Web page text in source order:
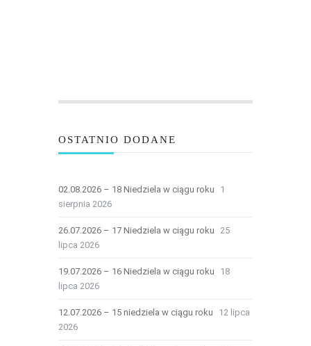
OSTATNIO DODANE
02.08.2026 – 18 Niedziela w ciągu roku
1
sierpnia 2026
26.07.2026 – 17 Niedziela w ciągu roku
25
lipca 2026
19.07.2026 – 16 Niedziela w ciągu roku
18
lipca 2026
12.07.2026 – 15 niedziela w ciągu roku
12 lipca
2026